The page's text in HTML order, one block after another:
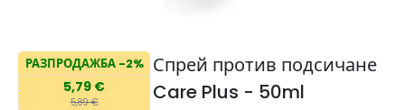
РАЗПРОДАЖБА -2%
5,79 €
5,89 €
Спрей против подсичане
Care Plus - 50ml